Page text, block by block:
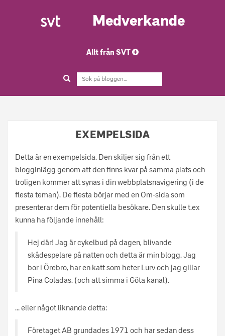
Medverkande
Allt från SVT
EXEMPELSIDA
Detta är en exempelsida. Den skiljer sig från ett
blogginlägg genom att den finns kvar på samma plats och
troligen kommer att synas i din webbplatsnavigering (i de
flesta teman). De flesta börjar med en Om-sida som
presenterar dem för potentiella besökare. Den skulle t.ex
kunna ha följande innehåll:
Hej där! Jag är cykelbud på dagen, blivande
skådespelare på natten och detta är min blogg. Jag
bor i Örebro, har en katt som heter Lurv och jag gillar
Pina Coladas. (och att simma i Göta kanal).
… eller något liknande detta:
Företaget AB grundades 1971 och har sedan dess